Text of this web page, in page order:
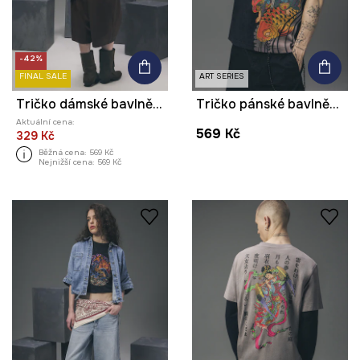
-42%
FINAL SALE
Tričko dámské bavlněné z kolekce Tattoo Art by Marcel Ustowski (MUS TATTOO)
Aktuální cena:
329 Kč
Běžná cena: 569 Kč
Nejnižší cena: 569 Kč
ART SERIES
Tričko pánské bavlněné z kolekce Tattoo Art by Tuan Nguyen
569 Kč